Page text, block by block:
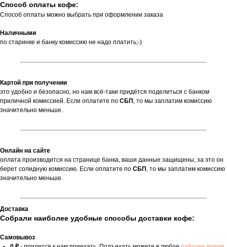
Способ оплаты кофе:
Способ оплаты можно выбрать при оформлении заказа
Наличными
по старинке и банку комиссию не надо платить;-)
Картой при получении
это удобно и безопасно, но нам всё-таки придётся поделиться с банком
приличной комиссией. Если оплатите по СБП , то мы заплатим комиссию
значительно меньше.
Онлайн на сайте
оплата производится на странице банка, ваши данные защищены, за это он
берет солидную комиссию. Если оплатите по СБП , то мы заплатим комиссию
значительно меньше.
Доставка
Собрали наиболее удобные способы доставки кофе:
Самовывоз